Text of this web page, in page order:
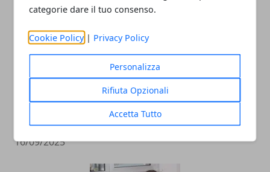
categorie dare il tuo consenso.
Cookie Policy | Privacy Policy
Personalizza
Rifiuta Opzionali
Accetta Tutto
Come gestire emergenze sul posto di
lavoro
16/09/2025